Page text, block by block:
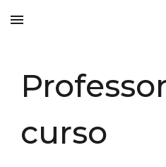
Skip to main content
curso